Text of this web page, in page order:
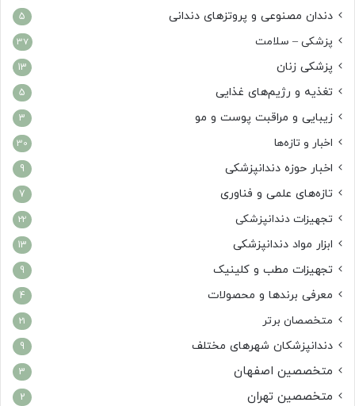
دندان مصنوعی و پروتزهای دندانی 5
پزشکی – سلامت 37
پزشکی زنان 13
تغذیه و رژیم‌های غذایی 5
زیبایی و مراقبت پوست و مو 3
اخبار و تازه‌ها 30
اخبار حوزه دندانپزشکی 9
تازه‌های علمی و فناوری 7
تجهیزات دندانپزشکی 22
ابزار مواد دندانپزشکی 13
تجهیزات مطب و کلینیک 9
معرفی برندها و محصولات 4
متخصصان برتر 21
دندانپزشکان شهرهای مختلف 9
متخصصین اصفهان 3
متخصصین تهران 2